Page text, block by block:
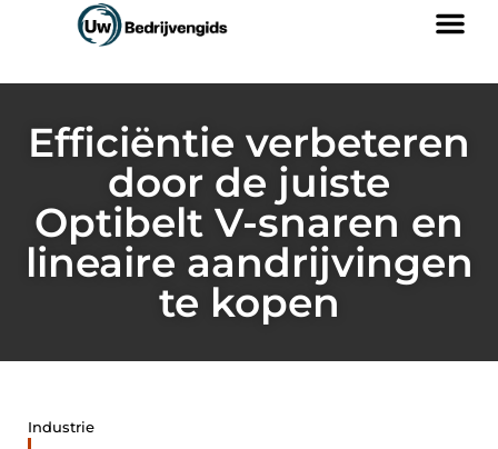
Efficiëntie verbeteren
door de juiste
Optibelt V-snaren en
lineaire aandrijvingen
te kopen
Industrie